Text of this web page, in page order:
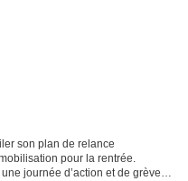
son plan de relance
pour la rentrée.
journée d’action et de grève